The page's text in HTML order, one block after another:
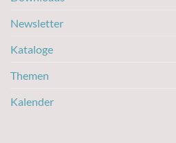
Newsletter
Kataloge
Themen
Kalender